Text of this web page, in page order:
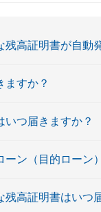
高証明書が自動
ますか？
いつ届きますか？
ン（目的ローン
残高証明書はいつ